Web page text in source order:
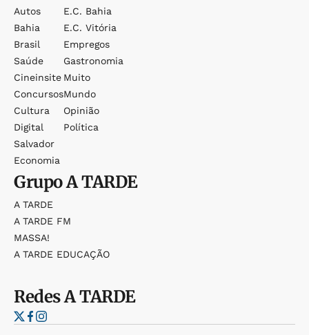
Autos
Bahia
Brasil
Saúde
Cineinsite
Concursos
Cultura
Digital
Salvador
Economia
E.c. Bahia
E.c. Vitória
Empregos
Gastronomia
Muito
Mundo
Opinião
Política
GrupoA TARDE
A TARDE
A TARDE FM
MASSA!
A TARDE EDUCAÇÃO
RedesA TARDE